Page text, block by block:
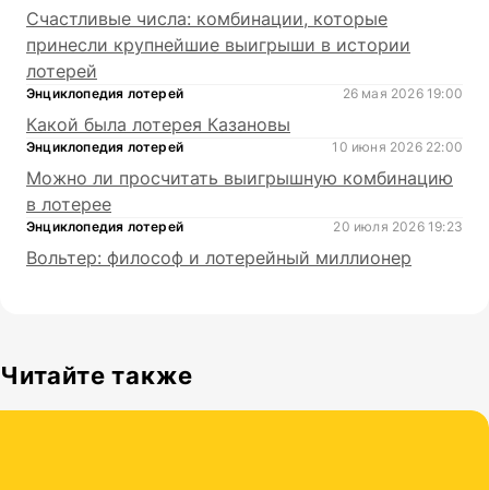
Счастливые числа: комбинации, которые
принесли крупнейшие выигрыши в истории
лотерей
Энциклопедия лотерей 26 мая 2026 19:00
Какой была лотерея Казановы
Энциклопедия лотерей 10 июня 2026 22:00
Можно ли просчитать выигрышную комбинацию
в лотерее
Энциклопедия лотерей 20 июля 2026 19:23
Вольтер: философ и лотерейный миллионер
Читайте также